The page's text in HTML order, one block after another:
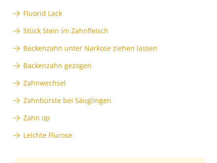
Fluorid Lack
Stück Stein im Zahnfleisch
Backenzahn unter Narkose ziehen lassen
Backenzahn gezogen
Zahnwechsel
Zahnbürste bei Säuglingen
Zahn op
Leichte Flurose